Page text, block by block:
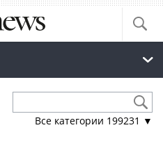
Все категории 199231 ▼